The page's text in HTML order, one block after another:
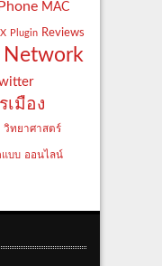
MAC
Plugin Reviews
Network
เมือง
วิทยาศาสตร์
แบบ ออนไลน์